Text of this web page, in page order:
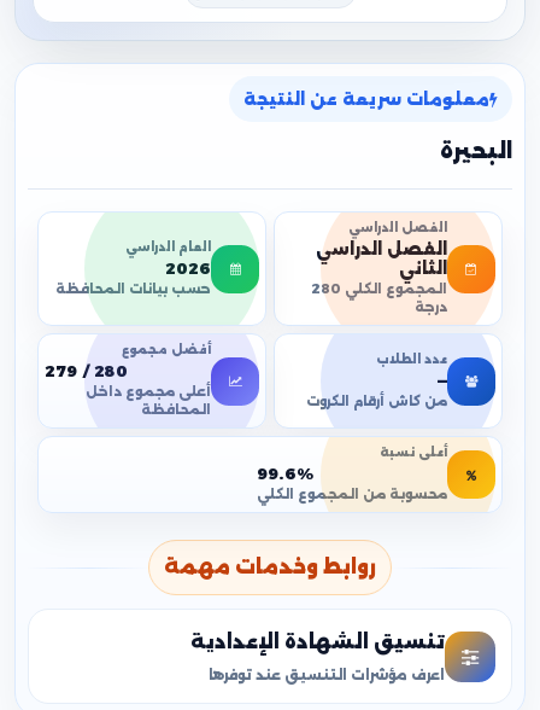
معلومات سريعة عن النتيجة
البحيرة
الفصل الدراسي
الفصل الدراسي
الثاني
المجموع الكلي 280
درجة
العام الدراسي
2026
حسب بيانات المحافظة
عدد الطلاب
—
من كاش أرقام الكروت
أفضل مجموع
279 / 280
أعلى مجموع داخل
المحافظة
أعلى نسبة
99.6%
محسوبة من المجموع الكلي
روابط وخدمات مهمة
تنسيق الشهادة الإعدادية
اعرف مؤشرات التنسيق عند توفرها